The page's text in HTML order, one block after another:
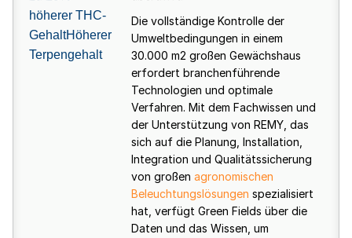
höherer THC-
GehaltHöherer
Terpengehalt
Die vollständige Kontrolle der
Umweltbedingungen in einem
30.000 m2 großen Gewächshaus
erfordert branchenführende
Technologien und optimale
Verfahren. Mit dem Fachwissen und
der Unterstützung von REMY, das
sich auf die Planung, Installation,
Integration und Qualitätssicherung
von großenagronomischen
Beleuchtungslösungen spezialisiert
hat, verfügt Green Fields über die
Daten und das Wissen, um